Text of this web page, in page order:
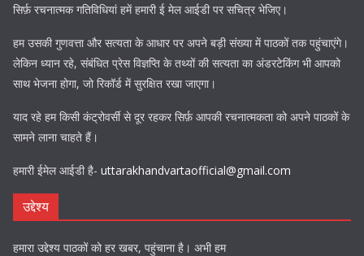
सिर्फ़ रचनात्मक गतिविधियां हमें हमारी ई मेल आईडी पर सचित्र भेजिए।
हम उसकी गुणवत्ता और सत्यता के आधार पर अपने बड़ी संख्या में पाठकों तक पहुंचाएंगे।
लेकिन ध्यान रहे, संबंधित प्रेस विज्ञप्ति के तथ्यों की सत्यता का अंडरटेकिंग भी आपको
साथ भेजना होगा, जो रिकॉर्ड में सुरक्षित रखा जाएगा।
याद रहे हम किसी कंट्रोवर्सी से दूर रहकर सिर्फ़ आपकी रचनात्मकता को अपने पाठकों के
सामने लाना चाहते हैं।
हमारी ईमेल आईडी है- uttarakhandvartaofficial@gmail.com
उद्देश्य
हमारा उद्देश्य पाठकों को हर खबर, पहुंचाना है। अभी हम